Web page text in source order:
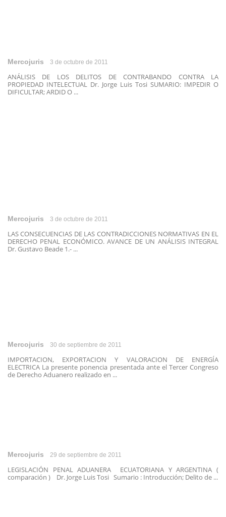
Mercojuris 3 de octubre de 2011
ANÁLISIS DE LOS DELITOS DE CONTRABANDO CONTRA LA
PROPIEDAD INTELECTUAL Dr. Jorge Luis Tosi SUMARIO: IMPEDIR O
DIFICULTAR; ARDID O ...
Mercojuris 3 de octubre de 2011
LAS CONSECUENCIAS DE LAS CONTRADICCIONES NORMATIVAS EN EL
DERECHO PENAL ECONÓMICO. AVANCE DE UN ANÁLISIS INTEGRAL
Dr. Gustavo Beade 1.- ...
Mercojuris 30 de septiembre de 2011
IMPORTACION, EXPORTACION Y VALORACION DE ENERGÍA
ELECTRICA La presente ponencia presentada ante el Tercer Congreso
de Derecho Aduanero realizado en ...
Mercojuris 29 de septiembre de 2011
LEGISLACIÓN PENAL ADUANERA ECUATORIANA Y ARGENTINA (
comparación ) Dr. Jorge Luis Tosi Sumario : Introducción; Delito de ...